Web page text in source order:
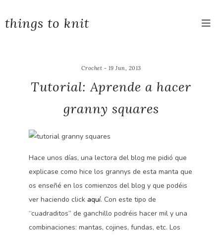
things to knit
Crochet - 19 Jun, 2013
Tutorial: Aprende a hacer
granny squares
Hace unos días, una lectora del blog me pidió que
explicase como hice los grannys de esta manta que
os enseñé en los comienzos del blog y que podéis
ver haciendo click aquí. Con este tipo de
“cuadraditos” de ganchillo podréis hacer mil y una
combinaciones: mantas, cojines, fundas, etc. Los